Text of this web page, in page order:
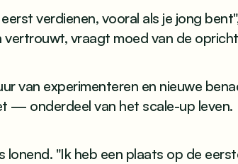
verdienen, vooral als je jong
vraagt moed van de
van experimenteren en nieuwe
— onderdeel van het scale-up leven.
lonend. "Ik heb een plaats op de